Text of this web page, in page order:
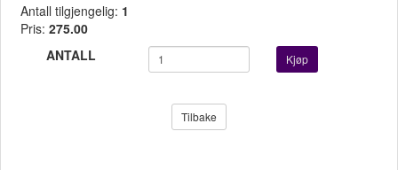
Antall tilgjengelig: 1
Pris: 275.00
ANTALL
Kjøp
Tilbake